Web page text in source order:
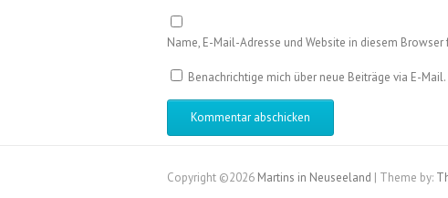
Name, E-Mail-Adresse und Website in diesem
Benachrichtige mich über neue Beiträge via E-Mail.
Copyright ©2026 Martins in Neuseeland | Theme by: